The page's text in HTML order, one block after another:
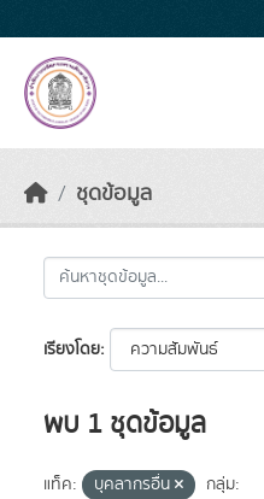
ชุดข้อมูล
เรียงโดย
พบ 1 ชุดข้อมูล
แท็ค: บุคลากรอื่น
กลุ่ม: